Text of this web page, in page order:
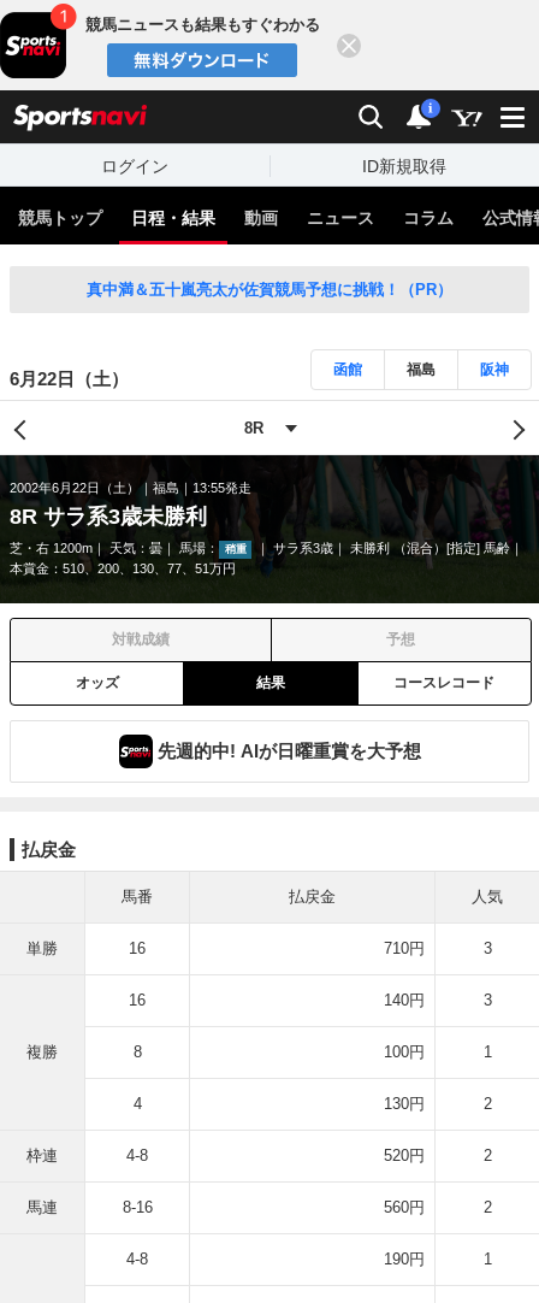
競馬ニュースも結果もすぐわかる
検索 通知
i
ログイン ID新規取得
競馬トップ 日程・結果 動画 ニュース コラム 公式情
真中満＆五十嵐亮太が佐賀競馬予想に挑戦！（PR）
6月22日（土） 函館 福島 阪神
2002年6月22日（土） 福島 13:55発走
8R サラ系3歳未勝利
芝・右 1200m 天気： 曇 馬場： 稍重 サラ系3歳
未勝利 （混合）[指定] 馬齢
本賞金：510、200、130、77、51万円
対戦成績 予想
オッズ 結果 コースレコード
先週的中! AIが日曜重賞を大予想
払戻金
馬番 払戻金 人気
単勝 16 710円 3
複勝
16 140円 3
8 100円 1
4 130円 2
枠連 4-8 520円 2
馬連 8-16 560円 2
4-8 190円 1